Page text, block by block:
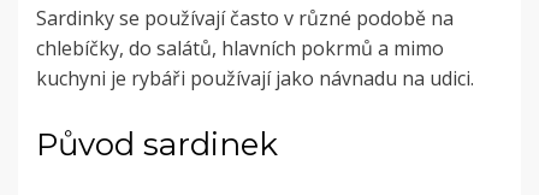
Sardinky se používají často v různé podobě na
chlebíčky, do salátů, hlavních pokrmů a mimo
kuchyni je rybáři používají jako návnadu na udici.
Původ sardinek